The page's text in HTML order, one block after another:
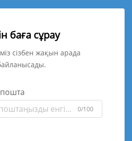
баға сұрау
сізбен жақын арада
0/100